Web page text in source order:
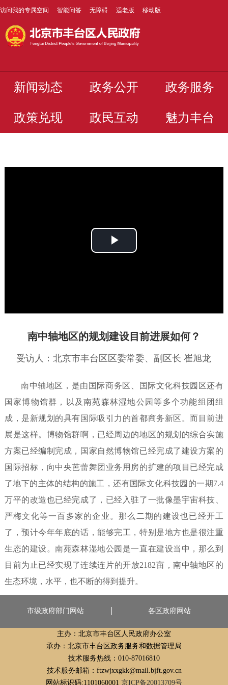
访问我的专属空间 智能问答 无障碍 适老版 移动版
新闻动态 政务公开 政务服务
政策兑现 政民互动 魅力丰台
播
南中轴地区的规划建设目前进展如何？
受访人：北京市丰台区区委常委、副区长 崔旭龙
南中轴地区，是由国际商务区、国际文化科技园区还有
国家博物馆群，以及南苑森林湿地公园等多个功能组团组
成，是新规划的具有国际吸引力的首都商务新区。而目前进
展是这样。博物馆群啊，已经周边的地区的规划的综合实施
方案已经编制完成，国家自然博物馆已经完成了建设方案的
国际招标，向中央芭蕾舞团业务用房的扩建的项目已经完成
了地下的主体的结构的施工，还有国际文化科技园的一期7.4
万平的改造也已经完成了，已经入驻了一批像墨宇宙科技、
严梅文化等一百多家的企业。那么二期的建设也已经开工
了，预计今年年底的话，能够完工，特别是地方也是很注重
生态的建设。南苑森林湿地公园是一直在建设当中，那么到
目前为止已经实现了连续连片的开放2182亩，南中轴地区的
生态环境，水平，也不断的得到提升。
市级政府部门网站 各区政府网站
主办：北京市丰台区人民政府办公室
承办：北京市丰台区政务服务和数据管理局
技术服务热线：010-87016810
技术服务邮箱：ftzwjxxgkk@mail.bjft.gov.cn
网站标识码:1101060001 京ICP备20013709号